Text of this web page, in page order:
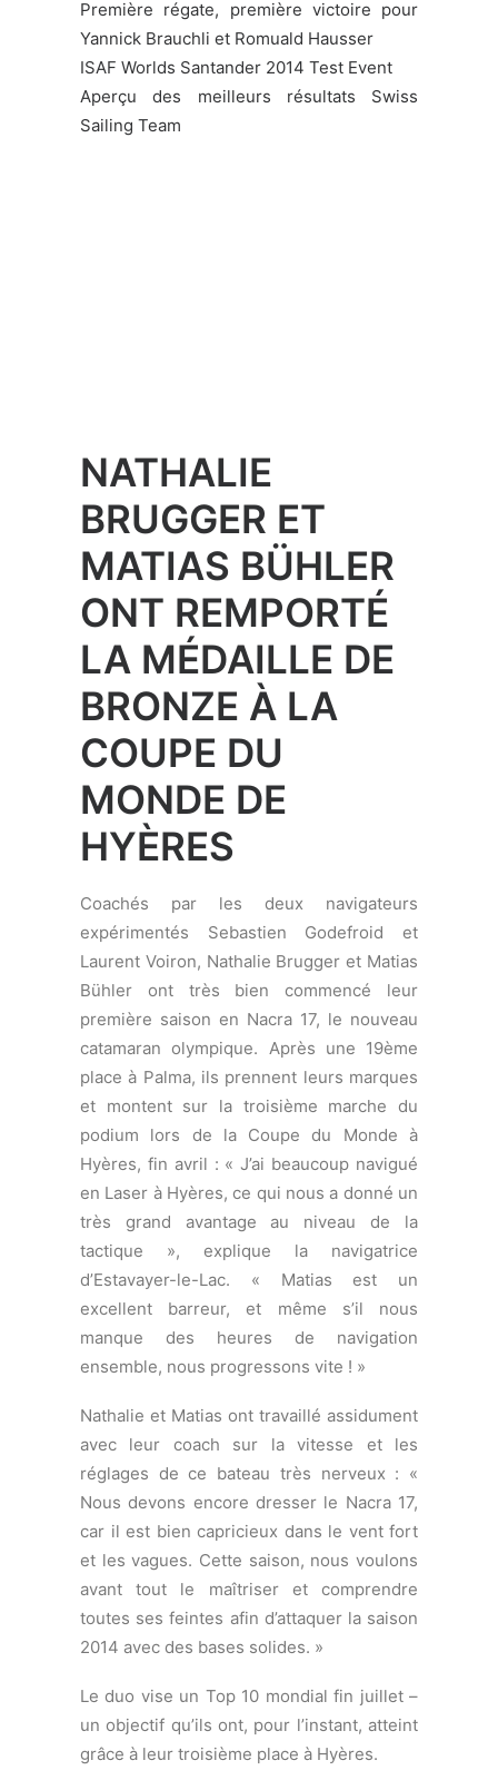
Première régate, première victoire pour
Yannick Brauchli et Romuald Hausser
ISAF Worlds Santander 2014 Test Event
Aperçu des meilleurs résultats Swiss
Sailing Team
ONT REMPORTÉ
LA MÉDAILLE DE
BRONZE À LA
COUPE DU
MONDE DE
HYÈRES
Coachés par les deux navigateurs
expérimentés Sebastien Godefroid et
Laurent Voiron, Nathalie Brugger et Matias
Bühler ont très bien commencé leur
première saison en Nacra 17, le nouveau
catamaran olympique. Après une 19ème
place à Palma, ils prennent leurs marques
et montent sur la troisième marche du
podium lors de la Coupe du Monde à
Hyères, fin avril : « J’ai beaucoup navigué
en Laser à Hyères, ce qui nous a donné un
très grand avantage au niveau de la
tactique », explique la navigatrice
d’Estavayer-le-Lac. « Matias est un
excellent barreur, et même s’il nous
manque des heures de navigation
ensemble, nous progressons vite ! »
Nathalie et Matias ont travaillé assidument
avec leur coach sur la vitesse et les
réglages de ce bateau très nerveux : «
Nous devons encore dresser le Nacra 17,
car il est bien capricieux dans le vent fort
et les vagues. Cette saison, nous voulons
avant tout le maîtriser et comprendre
toutes ses feintes afin d’attaquer la saison
2014 avec des bases solides. »
Le duo vise un Top 10 mondial fin juillet –
un objectif qu’ils ont, pour l’instant, atteint
grâce à leur troisième place à Hyères.
Résultats de la Coupe du Monde d’Hyères
© DR